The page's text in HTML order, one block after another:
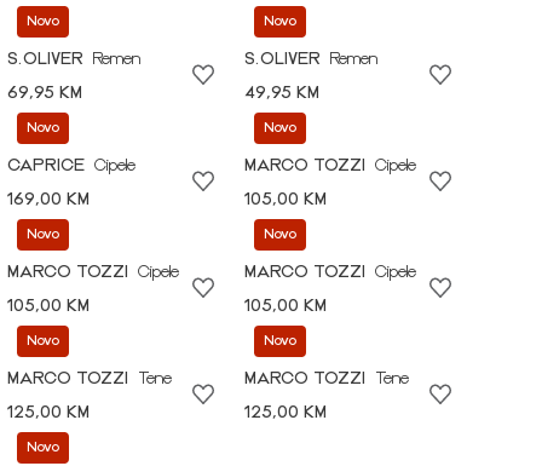
Novo
S.OLIVER
Remen
69,95 KM
Novo
S.OLIVER
Remen
49,95 KM
Novo
CAPRICE Cipele
169,00 KM
Novo
MARCO TOZZI
Cipele
105,00 KM
Novo
MARCO TOZZI
Cipele
105,00 KM
Novo
MARCO TOZZI
Cipele
105,00 KM
Novo
MARCO TOZZI
Tene
125,00 KM
Novo
MARCO TOZZI
Tene
125,00 KM
Novo